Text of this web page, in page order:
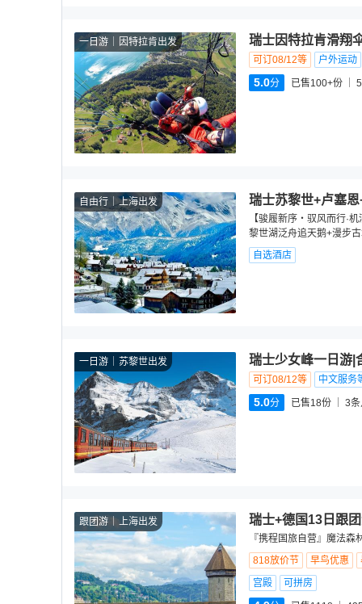
一日游 因特拉肯出发 瑞士因特拉肯滑翔
可订08/12等 户外运动
5.0分 已售100+份 5
自由行 上海出发 瑞士苏黎世+卢塞
【骏履新序・驭风而行·
黎世湖泛舟追天鹅+漫步
自选酒店
一日游 苏黎世出发 瑞士少女峰一日游|
可订08/12等 中文服务
5.0分 已售18份 3
跟团游 上海出发 瑞士+德国13日跟
『携程国旅自营』魔法
818放价节
早鸟优惠
宫殿
可拼房